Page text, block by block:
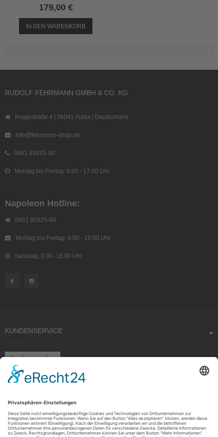
179,00 €
IN DEN WARENKORB
RUDOLF FEHRMANN GMBH & CO. KG
Kruppstraße 4 | 36041 Fulda | Deutschland
info@fehrmann-shop.de
0661 92825-80
Montag bis Freitag: 8:00 - 17:00 Uhr
Napoleon Hotline:
0661 92825-80
Montag bis Freitag: 9:00 - 19:00 Uhr
Samstag: 9:00 -16:00 Uhr
KUNDENSERVICE
Kauf widerrufen
RECHTLICHES
ÜBER UNS